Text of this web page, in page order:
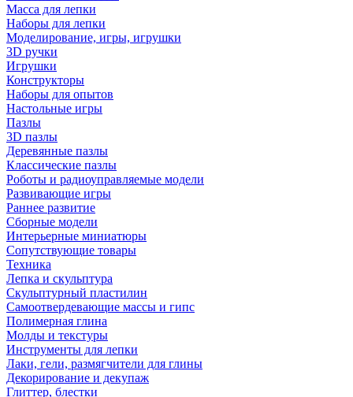
Масса для лепки
Наборы для лепки
Моделирование, игры, игрушки
3D ручки
Игрушки
Конструкторы
Наборы для опытов
Настольные игры
Пазлы
3D пазлы
Деревянные пазлы
Классические пазлы
Роботы и радиоуправляемые модели
Развивающие игры
Раннее развитие
Сборные модели
Интерьерные миниатюры
Сопутствующие товары
Техника
Лепка и скульптура
Скульптурный пластилин
Самоотвердевающие массы и гипс
Полимерная глина
Молды и текстуры
Инструменты для лепки
Лаки, гели, размягчители для глины
Декорирование и декупаж
Глиттер, блестки